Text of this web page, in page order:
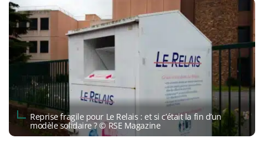
Reprise fragile pour Le Relais : et si c’était la fin d’un
modèle solidaire ? © RSE Magazine